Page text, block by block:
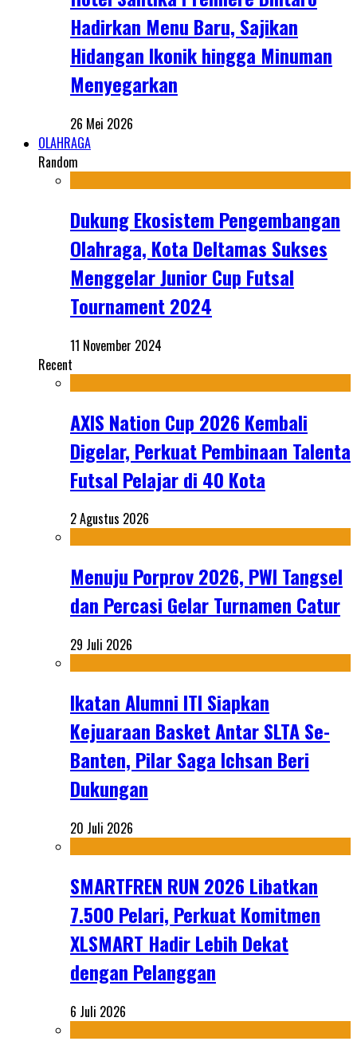
Hadirkan Menu Baru, Sajikan
Hidangan Ikonik hingga Minuman
Menyegarkan
26 Mei 2026
OLAHRAGA
Random
Dukung Ekosistem Pengembangan
Olahraga, Kota Deltamas Sukses
Menggelar Junior Cup Futsal
Tournament 2024
11 November 2024
Recent
AXIS Nation Cup 2026 Kembali
Digelar, Perkuat Pembinaan Talenta
Futsal Pelajar di 40 Kota
2 Agustus 2026
Menuju Porprov 2026, PWI Tangsel
dan Percasi Gelar Turnamen Catur
29 Juli 2026
Ikatan Alumni ITI Siapkan
Kejuaraan Basket Antar SLTA Se-
Banten, Pilar Saga Ichsan Beri
Dukungan
20 Juli 2026
SMARTFREN RUN 2026 Libatkan
7.500 Pelari, Perkuat Komitmen
XLSMART Hadir Lebih Dekat
dengan Pelanggan
6 Juli 2026